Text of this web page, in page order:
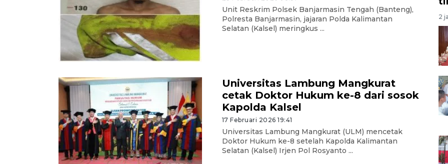
Unit Reskrim Polsek Banjarmasin Tengah (Banteng),
Polresta Banjarmasin, jajaran Polda Kalimantan
Selatan (Kalsel) meringkus ...
Universitas Lambung Mangkurat
cetak Doktor Hukum ke-8 dari sosok
Kapolda Kalsel
17 Februari 2026 19:41
Universitas Lambung Mangkurat (ULM) mencetak
Doktor Hukum ke-8 setelah Kapolda Kalimantan
Selatan (Kalsel) Irjen Pol Rosyanto ...
2